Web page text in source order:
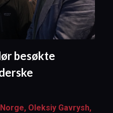
besøkte
Oleksiy Gavrysh,